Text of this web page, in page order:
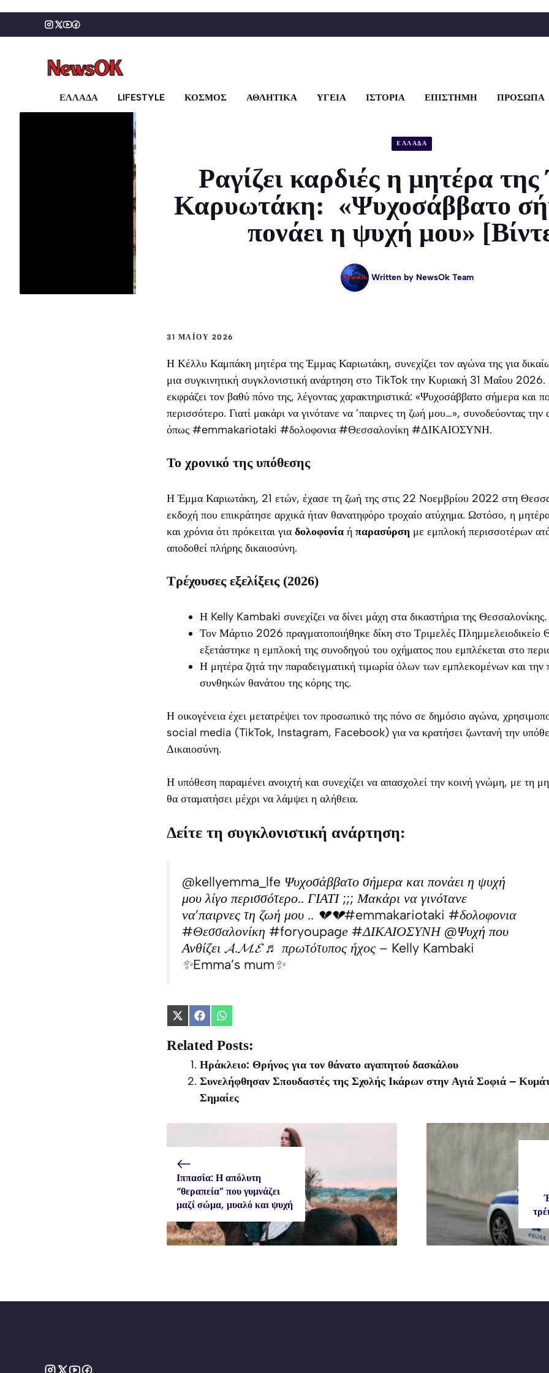
περιεχόμενο
ΕΛΛΑΔΑ LIFESTYLE ΚΟΣΜΟΣ ΑΘΛΗΤΙΚΑ ΥΓΕΙΑ ΙΣΤΟΡΙΑ ΕΠΙΣΤΗΜΗ ΠΡΟΣΩΠΑ
ΕΛΛΑΔΑ
Ραγίζει καρδιές η μητέρα
Καρυωτάκη: «Ψυχοσάββατο
πονάει η ψυχή μου»
Written by NewsOk Team
31 ΜΑΪ́ΟΥ 2026
Η Κέλλυ Καμπάκη μητέρα της Έμμας Καριωτάκη, συνεχίζει τον αγώνα της για
μια συγκινητική συγκλονιστική ανάρτηση στο TikTok την Κυριακή 31 Μαΐου 2026.
εκφράζει τον βαθύ πόνο της, λέγοντας χαρακτηριστικά: «Ψυχοσάββατο σήμερα και
περισσότερο. Γιατί μακάρι να γινότανε να ’παιρνες τη ζωή μου…», συνοδεύοντας
όπως #emmakariotaki #δολοφονια #Θεσσαλονίκη #ΔΙΚΑΙΟΣΥΝΗ.
Το χρονικό της υπόθεσης
Η Έμμα Καριωτάκη, 21 ετών, έχασε τη ζωή της στις 22 Νοεμβρίου 2022 στη
εκδοχή που επικράτησε αρχικά ήταν θανατηφόρο τροχαίο ατύχημα. Ωστόσο, η
και χρόνια ότι πρόκειται για δολοφονία ή παρασύρση με εμπλοκή περισσοτέρων
αποδοθεί πλήρης δικαιοσύνη.
Τρέχουσες εξελίξεις (2026)
Η Kelly Kambaki συνεχίζει να δίνει μάχη στα δικαστήρια της Θεσσαλονίκης.
Τον Μάρτιο 2026 πραγματοποιήθηκε δίκη στο Τριμελές Πλημμελειοδικείο
εξετάστηκε η εμπλοκή της συνοδηγού του οχήματος που εμπλέκεται στο
Η μητέρα ζητά την παραδειγματική τιμωρία όλων των εμπλεκομένων και την
συνθηκών θανάτου της κόρης της.
Η οικογένεια έχει μετατρέψει τον προσωπικό της πόνο σε δημόσιο αγώνα,
social media (TikTok, Instagram, Facebook) για να κρατήσει ζωντανή την
Δικαιοσύνη.
Η υπόθεση παραμένει ανοιχτή και συνεχίζει να απασχολεί την κοινή γνώμη, με τη
θα σταματήσει μέχρι να λάμψει η αλήθεια.
Δείτε τη συγκλονιστική ανάρτηση:
@kellyemma_lfe Ψυχοσάββατο σήμερα και πονάει η ψυχή
μου λίγο περισσότερο.. ΓΙΑΤΙ ;;; Μακάρι να γινότανε
να’παιρνες τη ζωή μου .. 💔💔#emmakariotaki #δολοφονια
#Θεσσαλονίκη #foryoupagе #ΔΙΚΑΙΟΣΥΝΗ@Ψυχή που
Ανθίζει 𝓐.𝓜.𝓔♬ πρωτότυπος ήχος – Kelly Kambaki
✨Emma’s mum✨
Share
X
(Twitter)
Share
Facebook
Share
WhatsApp
Related Posts:
Ηράκλειο: Θρήνος για τον θάνατο αγαπητού δασκάλου
Συνελήφθησαν Σπουδαστές της Σχολής Ικάρων στην Αγιά Σοφιά –
Σημαίες
Ιππασία: Η απόλυτη
“θεραπεία” που γυμνάζει
μαζί σώμα, μυαλό και ψυχή